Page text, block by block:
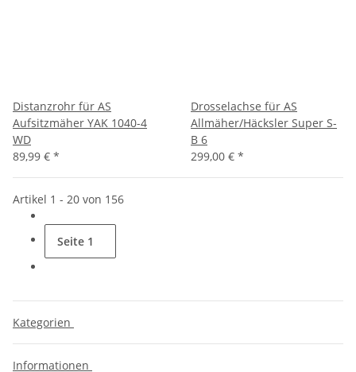
Distanzrohr für AS
Aufsitzmäher YAK 1040-4
WD
89,99 € *
Drosselachse für AS
Allmäher/Häcksler Super S-
B 6
299,00 € *
Artikel 1 - 20 von 156
Seite 1
Kategorien
Informationen